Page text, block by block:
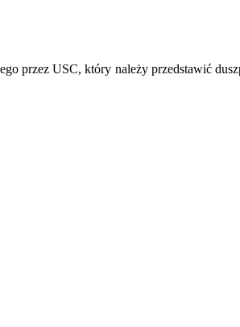
przez USC, który należy przedstawić